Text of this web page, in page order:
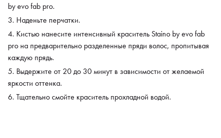
by evo fab pro.
Наденьте перчатки.
Кистью нанесите интенсивный краситель Staino by evo fab
pro на предварительно разделенные пряди волос, пропитывая
каждую прядь.
Выдержите от 20 до 30 минут в зависимости от желаемой
яркости оттенка.
Тщательно смойте краситель прохладной водой.